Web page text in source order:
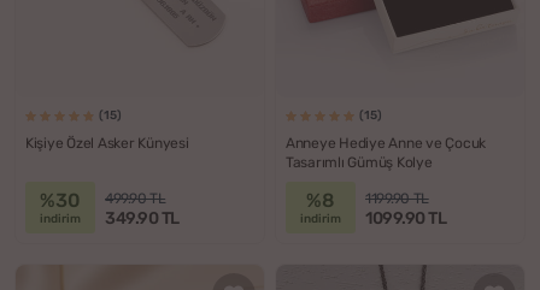
(15)
Kişiye Özel Asker Künyesi
%30
indirim
499.90 TL
349.90 TL
(15)
Anneye Hediye Anne ve Çocuk
Tasarımlı Gümüş Kolye
%8
indirim
1199.90 TL
1099.90 TL